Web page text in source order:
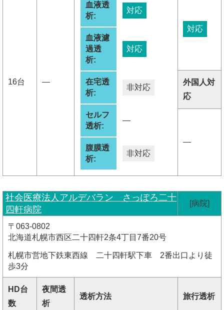
16台 ―
血液透
析:
対応
血液濾
過透
析:
対応
在宅透
析:
非対応
セルフ
透析:
―
腹膜透
析:
非対応
対応
外国人対
応
―
社会医療法人アルデバラン さっぽろ二十
四軒病院
[病院]
〒063-0802
北海道札幌市西区二十四軒2条4丁目7番20号
札幌市営地下鉄東西線 二十四軒駅下車 2番出口より徒
歩3分
HD台
数
夜間透
析
透析方法 旅行透析